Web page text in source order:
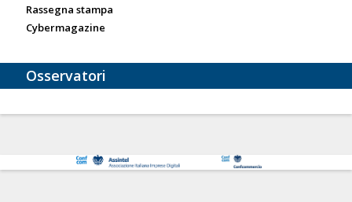
Rassegna stampa
Cybermagazine
Osservatori